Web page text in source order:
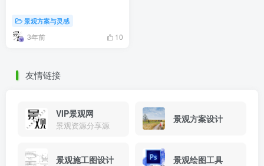
景观方案与灵感
3年前 10
友情链接
VIP景观网
景观资源分享源
景观方案设计
景观施工图设计 景观绘图工具